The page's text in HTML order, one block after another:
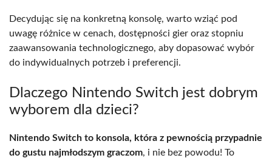
Decydując się na konkretną konsolę, warto wziąć pod
uwagę różnice w cenach, dostępności gier oraz stopniu
zaawansowania technologicznego, aby dopasować wybór
do indywidualnych potrzeb i preferencji.
Dlaczego Nintendo Switch jest dobrym
wyborem dla dzieci?
Nintendo Switch to konsola, która z pewnością przypadnie
do gustu najmłodszym graczom, i nie bez powodu! To